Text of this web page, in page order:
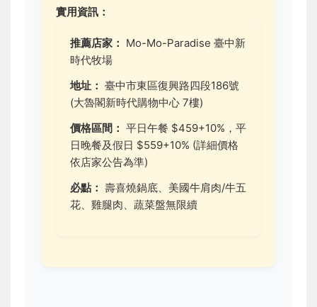
實用資訊：
推薦店家： Mo-Mo-Paradise 臺中新
時代牧場
地址： 臺中市東區復興路四段186號
(大魯閣新時代購物中心 7樓)
價格區間： 平日午餐 $459+10%，平
日晚餐及假日 $559+10% (詳細價格
依店家公告為準)
必點： 壽喜燒鍋底、美國牛肩肉/牛五
花、雞腿肉、蔬菜盤無限續